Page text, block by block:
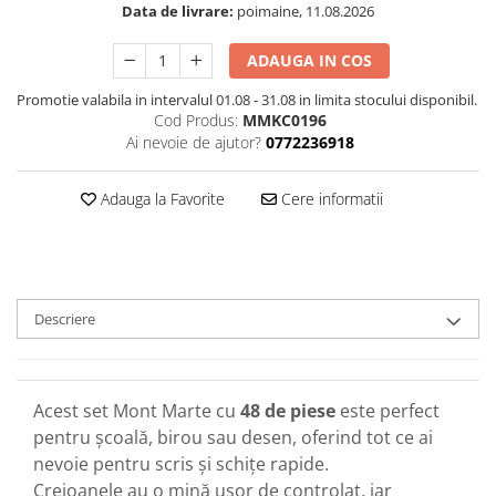
Data de livrare: poimaine, 11.08.2026
ADAUGA IN COS
Promotie valabila in intervalul 01.08 - 31.08 in limita stocului disponibil.
Cod Produs: MMKC0196
Ai nevoie de ajutor? 0772236918
Adauga la Favorite Cere informatii
Descriere
Acest set Mont Marte cu 48 de piese este perfect
pentru școală, birou sau desen, oferind tot ce ai
nevoie pentru scris și schițe rapide.
Creioanele au o mină ușor de controlat, iar